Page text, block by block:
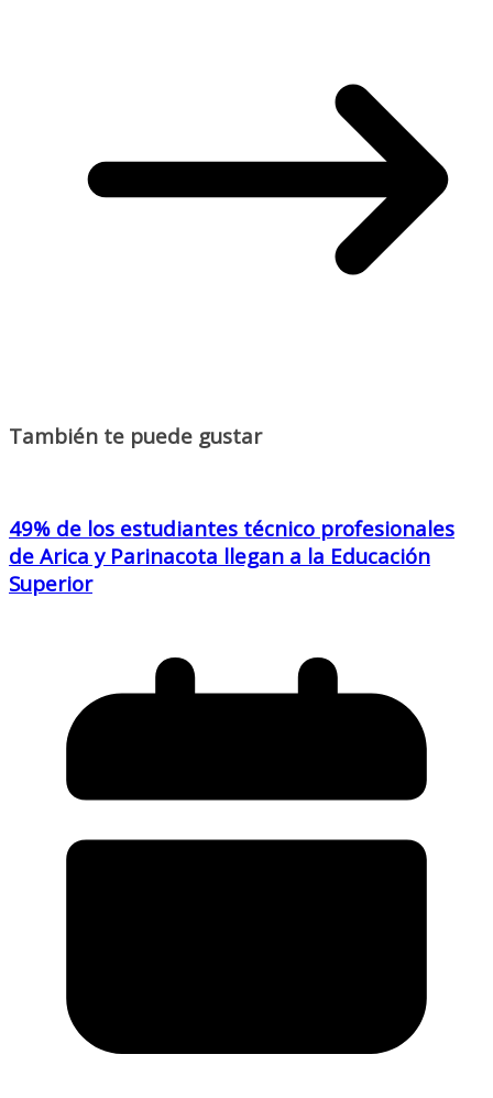
También te puede gustar
49% de los estudiantes técnico profesionales
de Arica y Parinacota llegan a la Educación
Superior